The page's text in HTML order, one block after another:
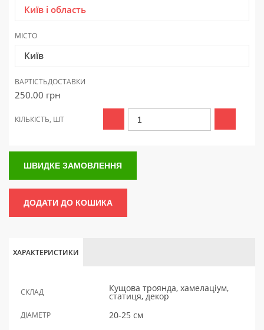
Київ і область
МІСТО
Київ
ВАРТІСТЬДОСТАВКИ
250.00 грн
КІЛЬКІСТЬ, ШТ
ШВИДКЕ ЗАМОВЛЕННЯ
ДОДАТИ ДО КОШИКА
ХАРАКТЕРИСТИКИ
СКЛАД Кущова троянда, хамелаціум,
статиця, декор
ДІАМЕТР 20-25 см